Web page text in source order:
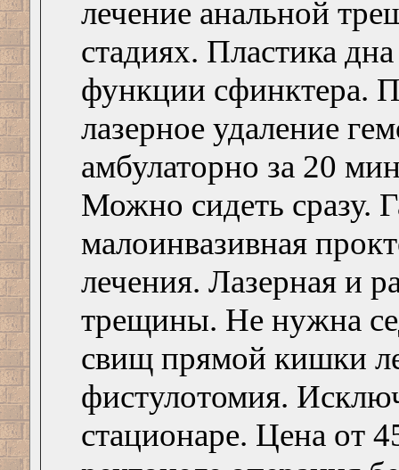
лечение анальной
стадиях. Пластика
функции сфинктера.
лазерное удаление
амбулаторно за 20
Можно сидеть сразу.
малоинвазивная
лечения. Лазерная и
трещины. Не нужна
свищ прямой кишки
фистулотомия.
стационаре. Цена от